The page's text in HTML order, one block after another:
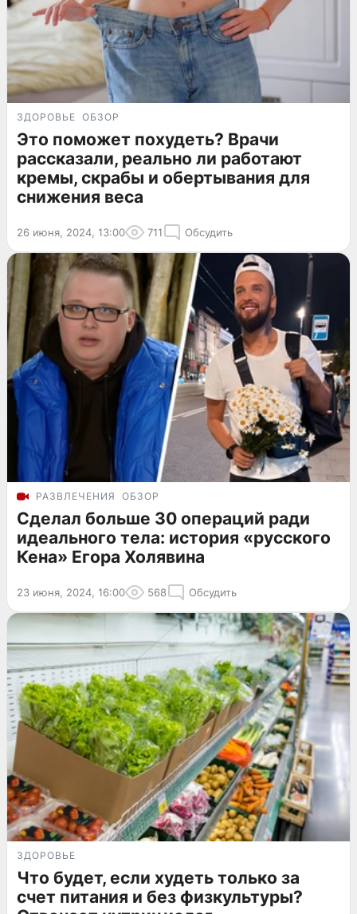
ЗДОРОВЬЕ ОБЗОР
Это поможет похудеть? Врачи
рассказали, реально ли работают
кремы, скрабы и обертывания для
снижения веса
26 июня, 2024, 13:00 711 Обсудить
РАЗВЛЕЧЕНИЯ ОБЗОР
Сделал больше 30 операций ради
идеального тела: история «русского
Кена» Егора Холявина
23 июня, 2024, 16:00 568 Обсудить
ЗДОРОВЬЕ
Что будет, если худеть только за
счет питания и без физкультуры?